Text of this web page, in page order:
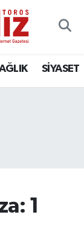
SİYASET
1